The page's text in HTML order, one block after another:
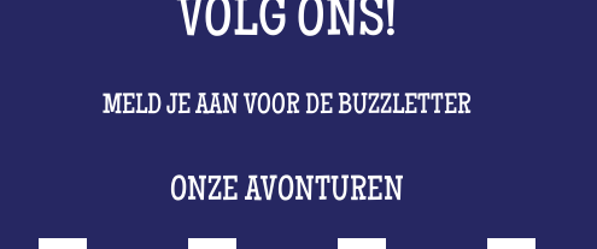
VOLG ONS!
MELD JE AAN VOOR DE BUZZLETTER
ONZE AVONTUREN